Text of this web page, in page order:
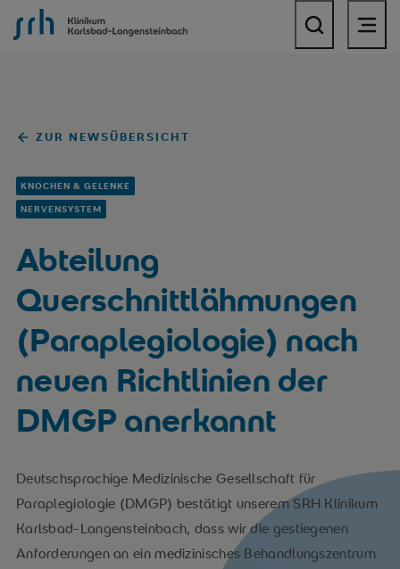
SRH Klinikum Karlsbad-Langensteinbach
ZUR NEWSÜBERSICHT
KNOCHEN & GELENKE
NERVENSYSTEM
Abteilung
Querschnittlähmungen
(Paraplegiologie) nach
neuen Richtlinien der
DMGP anerkannt
Deutschsprachige Medizinische Gesellschaft für
Paraplegiologie (DMGP) bestätigt unserem SRH Klinikum
Karlsbad-Langensteinbach, dass wir die gestiegenen
Anforderungen an ein medizinisches Behandlungszentrum